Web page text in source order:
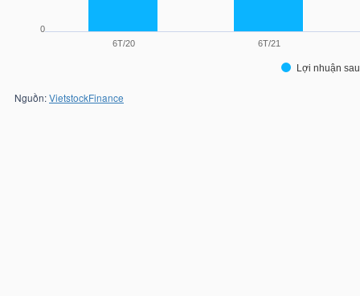
Lợi nhuận
6T/20 6T/21
0
Nguồn:VietstockFinance